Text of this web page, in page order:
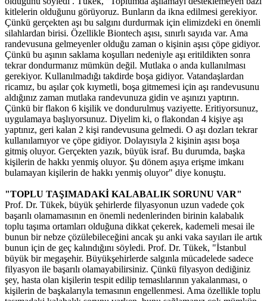
kitlelerin olduğunu görüyoruz. Bunların da ikna edilmesi gerekiyor.
Çünkü gerçekten aşı bu salgını durdurmak için elimizdeki en önemli
silahlardan birisi. Özellikle Biontech aşısı, sınırlı sayıda var. Ama
randevusuna gelmeyenler olduğu zaman o kişinin aşısı çöpe gidiyor.
Çünkü bu aşının saklama koşulları nedeniyle aşı eritildikten sonra
tekrar dondurmanız mümkün değil. Mutlaka o anda kullanılması
gerekiyor. Kullanılmadığı takdirde boşa gidiyor. Vatandaşlardan
ricamız, bu aşılar çok kıymetli, boşa gitmemesi için aşı randevusunu
aldığınız zaman mutlaka randevunuza gidin ve aşınızı yaptırın.
Çünkü bir flakon 6 kişilik ve dondurulmuş vaziyette. Eritiyorsunuz,
uygulamaya başlıyorsunuz. Diyelim ki, o flakondan 4 kişiye aşı
yaptınız, geri kalan 2 kişi randevusuna gelmedi. O aşı dozları tekrar
kullanılamıyor ve çöpe gidiyor. Dolayısıyla 2 kişinin aşısı boşa
gitmiş oluyor. Gerçekten yazık, büyük israf. Bu durumda, başka
kişilerin de hakkı yenmiş oluyor. Şu dönem aşıya erişme imkanı
bulamayan kişilerin de hakkı yenmiş oluyor" diye konuştu.
"TOPLU TAŞIMADAKİ KALABALIK SORUNU VAR"
Prof. Dr. Tükek, büyük şehirlerde filyasyonun uzun vadede çok
başarılı olamamasının en önemli nedenlerinden birinin kalabalık
toplu taşıma ortamları olduğuna dikkat çekerek, kademeli mesai ile
bunun bir nebze çözülebileceğini ancak şu anki vaka sayıları ile artık
bunun için de geç kalındığını söyledi. Prof. Dr. Tükek, "İstanbul
büyük bir megaşehir. Büyükşehirlerde salgınla mücadelede sadece
filyasyon ile başarılı olamayabilirsiniz. Çünkü filyasyon dediğiniz
şey, hasta olan kişilerin tespit edilip temaslılarının yakalanması, o
kişilerin de başkalarıyla temasının engellenmesi. Ama özellikle toplu